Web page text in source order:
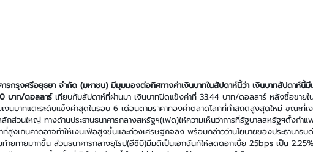
รกรุงศรีอยุธยา จำกัด (มหาชน) มีมุมมองต่อทิศทางค่าเงินบาทในสัปดาห์นี้ว่า เงินบาทสัปดาห์นี้มี
บาท/ดอลลาร์ เทียบกับสัปดาห์ที่ผ่านมา เงินบาทปิดแข็งค่าที่ 33.44 บาท/ดอลลาร์ หลังซื้อขายใ
งินบาทแตะระดับแข็งค่าสุดในรอบ 6 เดือนตามราคาทองคำตลาดโลกที่ทำสถิติสูงสุดใหม่ ขณะที่เ
กส่วนใหญ่ ทางด้านประธานธนาคารกลางสหรัฐฯ(เฟด)ให้ความเห็นว่าการที่รัฐบาลสหรัฐฯตั้งกำ
สูงเกินคาดอาจทำให้เงินเฟ้อสูงขึ้นและถ่วงเศรษฐกิจลง พร้อมกล่าวว่านโยบายของประธานาธิบ
ายทายมากขึ้น ส่วนธนาคารกลางยุโรป(อีซีบี)มีมติเป็นเอกฉันท์ให้ลดดอกเบี้ย 25bps เป็น